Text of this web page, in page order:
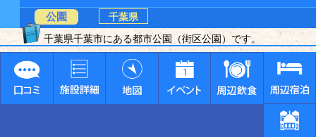
公園
千葉県
千葉県千葉市にある都市公園（街区公園）です。